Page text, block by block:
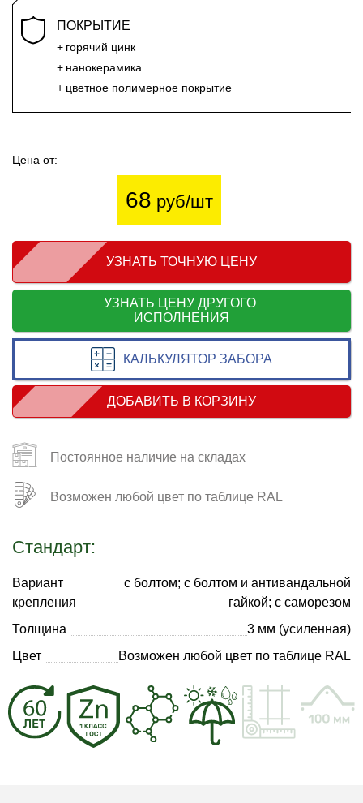
ПОКРЫТИЕ
горячий цинк
нанокерамика
цветное полимерное покрытие
Цена от:
68 руб/шт
УЗНАТЬ ТОЧНУЮ ЦЕНУ
УЗНАТЬ ЦЕНУ ДРУГОГО
ИСПОЛНЕНИЯ
КАЛЬКУЛЯТОР ЗАБОРА
ДОБАВИТЬ В КОРЗИНУ
Постоянное наличие на складах
Возможен любой цвет по таблице RAL
Стандарт:
Вариант
крепления
с болтом; с болтом и антивандальной
гайкой; с саморезом
Толщина
3 мм (усиленная)
Цвет
Возможен любой цвет по таблице RAL